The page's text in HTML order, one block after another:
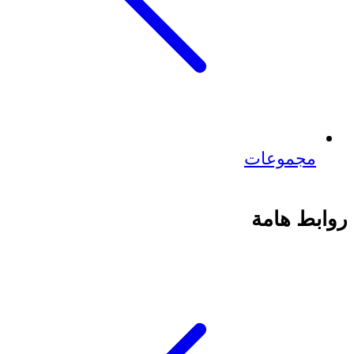
مجموعات
روابط هامة